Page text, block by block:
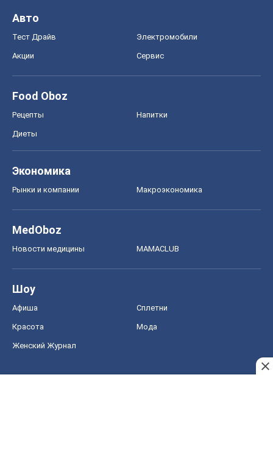
Авто
Тест Драйв Электромобили
Акции Сервис
Food Oboz
Рецепты Напитки
Диеты
Экономика
Рынки и компании Mакроэкономика
MedOboz
Новости медицины MAMACLUB
Шоу
Афиша Сплетни
Красота Мода
Женский Журнал